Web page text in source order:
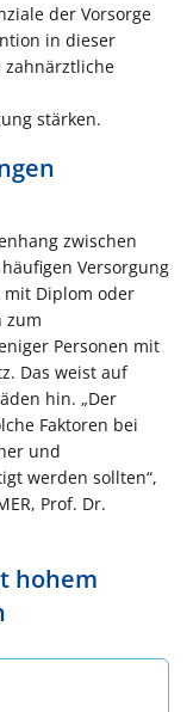
der Vorsorge
in dieser
zahnärztliche
stärken.
zwischen
Versorgung
mit Diplom oder
zum
Personen mit
Das weist auf
hin. „Der
Faktoren bei
und
werden sollten“,
Prof. Dr.
hohem